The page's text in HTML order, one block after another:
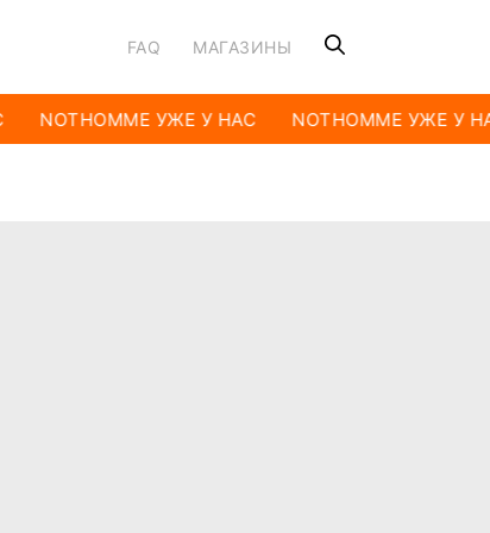
FAQ МАГАЗИНЫ
NOTHOMME УЖЕ У НАС NOTHOMME УЖЕ У